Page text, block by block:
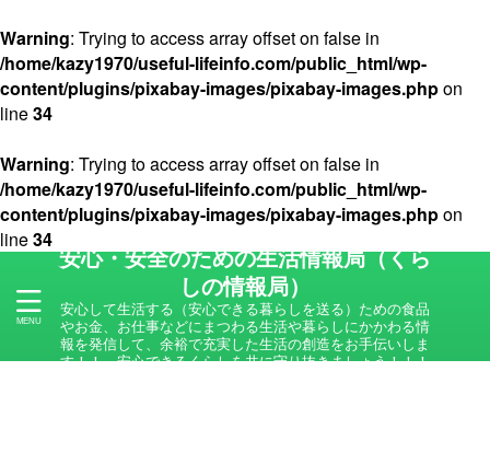
Warning: Trying to access array offset on false in
/home/kazy1970/useful-lifeinfo.com/public_html/wp-
content/plugins/pixabay-images/pixabay-images.phpon
line34
Warning: Trying to access array offset on false in
/home/kazy1970/useful-lifeinfo.com/public_html/wp-
content/plugins/pixabay-images/pixabay-images.phpon
line34
安心・安全のための生活情報局（くら
しの情報局）
安心して生活する（安心できる暮らしを送る）ための食品
やお金、お仕事などにまつわる生活や暮らしにかかわる情
報を発信して、余裕で充実した生活の創造をお手伝いしま
す！！ 安心できるくらしを共に守り抜きましょう！！！